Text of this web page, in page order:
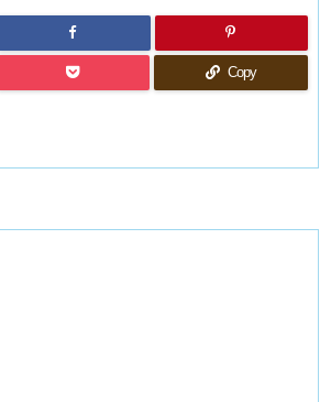
Copy